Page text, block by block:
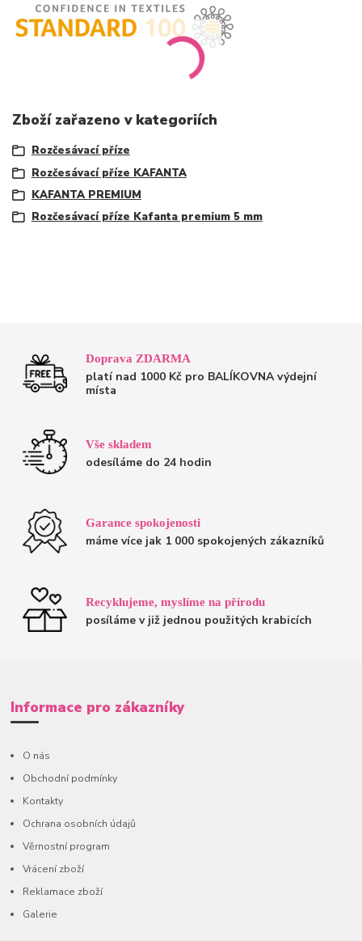
Zboží zařazeno v kategoriích
Rozčesávací příze
Rozčesávací příze KAFANTA
KAFANTA PREMIUM
Rozčesávací příze Kafanta premium 5 mm
Doprava ZDARMA
platí nad 1000 Kč pro BALÍKOVNA výdejní
místa
Vše skladem
odesíláme do 24 hodin
Garance spokojenosti
máme více jak 1 000 spokojených zákazníků
Recyklujeme, myslíme na přírodu
posíláme v již jednou použitých krabicích
Informace pro zákazníky
O nás
Obchodní podmínky
Kontakty
Ochrana osobních údajů
Věrnostní program
Vrácení zboží
Reklamace zboží
Galerie